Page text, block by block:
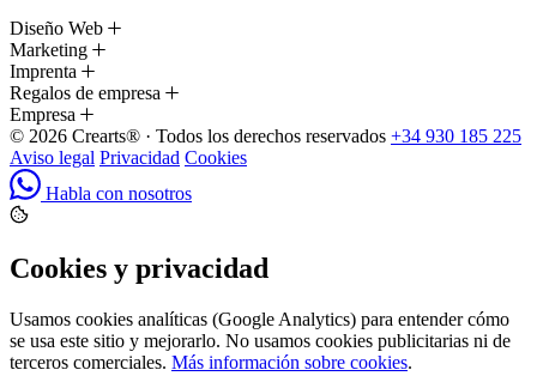
Diseño Web
Marketing
Imprenta
Regalos de empresa
Empresa
© 2026 Crearts® · Todos los derechos reservados +34 930 185 225
Aviso legal Privacidad Cookies
Habla con nosotros
Cookies y privacidad
Usamos cookies analíticas (Google Analytics) para entender cómo
se usa este sitio y mejorarlo. No usamos cookies publicitarias ni de
terceros comerciales. Más información sobre cookies.